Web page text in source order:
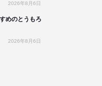
2026年8月6日
めのとうもろ
2026年8月6日